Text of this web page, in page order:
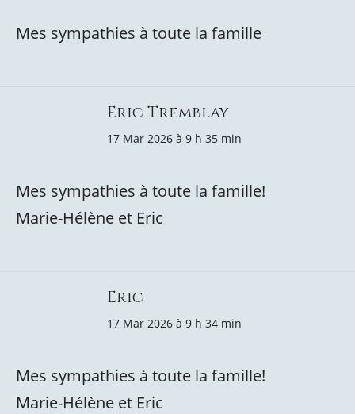
Mes sympathies à toute la famille
Eric Tremblay
17 Mar 2026 à 9 h 35 min
Mes sympathies à toute la famille!
Marie-Hélène et Eric
Eric
17 Mar 2026 à 9 h 34 min
Mes sympathies à toute la famille!
Marie-Hélène et Eric